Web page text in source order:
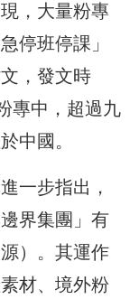
，大量粉專
停班停課」
，發文時
專中，超過九
中國。
一步指出，
界集團」有
）。其運作
材、境外粉